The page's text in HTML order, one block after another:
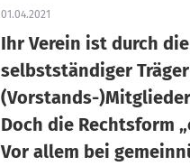
01.04.2021
Ihr Verein ist durch
selbstständiger
(Vorstands-
Doch die Rechtsform
Vor allem bei